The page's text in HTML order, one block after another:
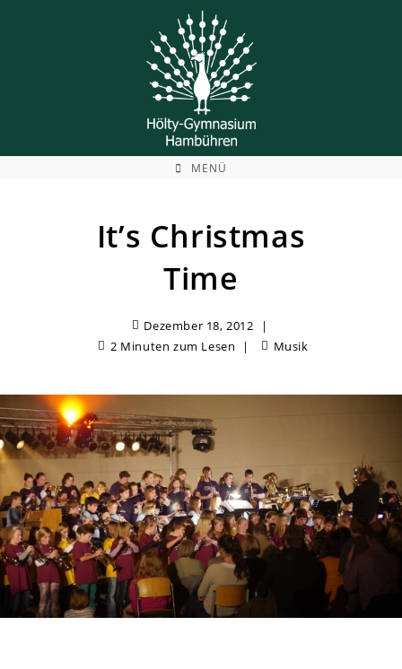
MENÜ
It’s Christmas
Time
Dezember 18, 2012
2 Minuten zum Lesen
Musik